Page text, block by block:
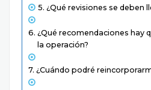
¿Qué revisiones se deben
¿Qué recomendaciones hay
la operación?
¿Cuándo podré